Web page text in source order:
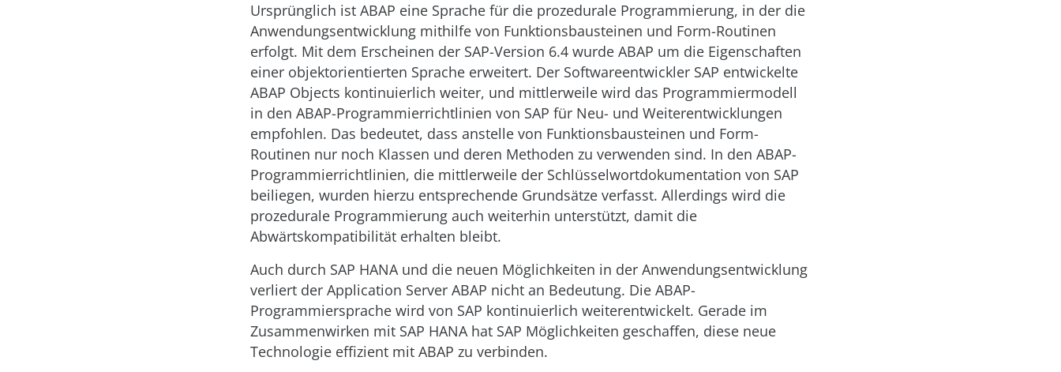
Ursprünglich ist ABAP eine Sprache für die prozedurale Programmierung, in der die
Anwendungsentwicklung mithilfe von Funktionsbausteinen und Form-Routinen
erfolgt. Mit dem Erscheinen der SAP-Version 6.4 wurde ABAP um die Eigenschaften
einer objektorientierten Sprache erweitert. Der Softwareentwickler SAP entwickelte
ABAP Objects kontinuierlich weiter, und mittlerweile wird das Programmiermodell
in den ABAP-Programmierrichtlinien von SAP für Neu- und Weiterentwicklungen
empfohlen. Das bedeutet, dass anstelle von Funktionsbausteinen und Form-
Routinen nur noch Klassen und deren Methoden zu verwenden sind. In den ABAP-
Programmierrichtlinien, die mittlerweile der Schlüsselwortdokumentation von SAP
beiliegen, wurden hierzu entsprechende Grundsätze verfasst. Allerdings wird die
prozedurale Programmierung auch weiterhin unterstützt, damit die
Abwärtskompatibilität erhalten bleibt.
Auch durch SAP HANA und die neuen Möglichkeiten in der Anwendungsentwicklung
verliert der Application Server ABAP nicht an Bedeutung. Die ABAP-
Programmiersprache wird von SAP kontinuierlich weiterentwickelt. Gerade im
Zusammenwirken mit SAP HANA hat SAP Möglichkeiten geschaffen, diese neue
Technologie effizient mit ABAP zu verbinden.